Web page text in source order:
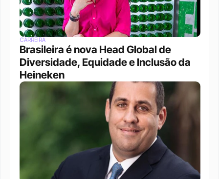
CARREIRA
Brasileira é nova Head Global de
Diversidade, Equidade e Inclusão da
Heineken